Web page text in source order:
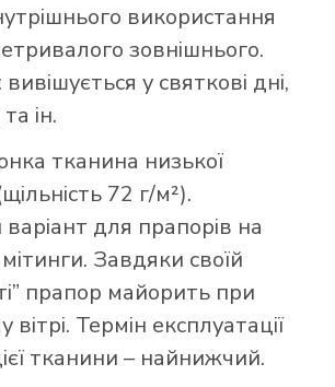
використання
зовнішнього.
у святкові дні,
ін.
тканина низької
72 г/м²).
для прапорів на
Завдяки своїй
прапор майорить при
Термін експлуатації
тканини – найнижчий.